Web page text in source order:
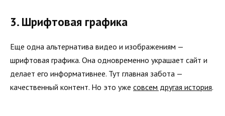
3. Шрифтовая графика
Еще одна альтернатива видео и изображениям —
шрифтовая графика. Она одновременно украшает сайт и
делает его информативнее. Тут главная забота —
качественный контент. Но это уже совсем другая история.